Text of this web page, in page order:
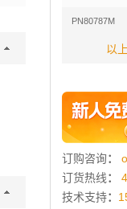
PN80787M
以
订购咨询：
订货热线：
技术支持：